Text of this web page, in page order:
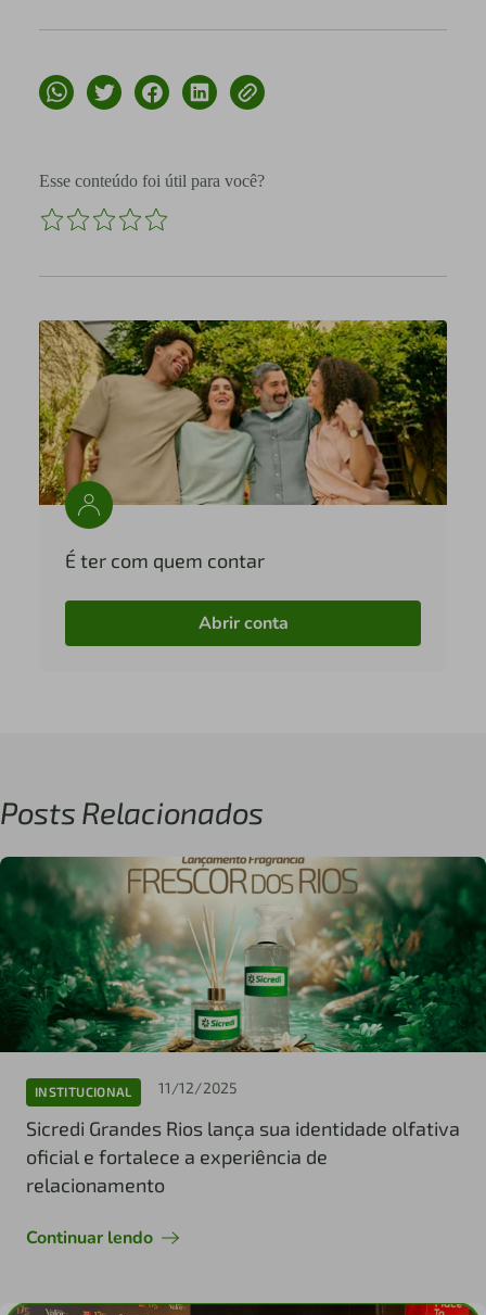
Esse conteúdo foi útil para você?
É ter com quem contar
Abrir conta
Posts Relacionados
INSTITUCIONAL 11/12/2025
Sicredi Grandes Rios lança sua identidade olfativa
oficial e fortalece a experiência de
relacionamento
Continuar lendo